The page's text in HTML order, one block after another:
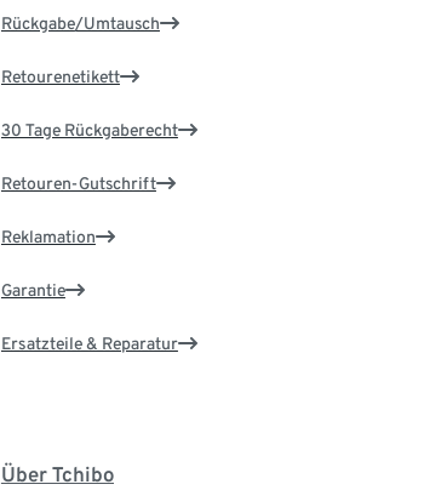
Rückgabe/Umtausch
Retourenetikett
30 Tage Rückgaberecht
Retouren-Gutschrift
Reklamation
Garantie
Ersatzteile & Reparatur
Über Tchibo